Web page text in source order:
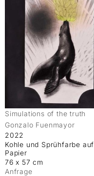
Simulations of the truth
Gonzalo Fuenmayor
2022
Kohle und Sprühfarbe auf
Papier
76 x 57 cm
Anfrage